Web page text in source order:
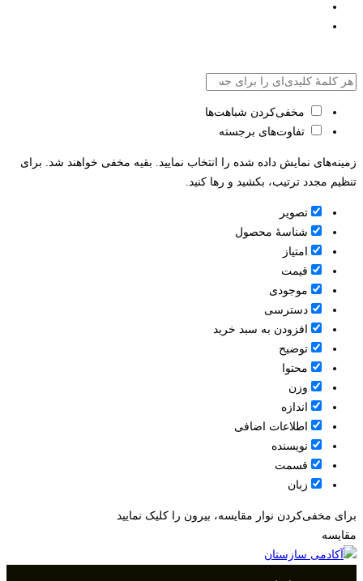
مخفی‌کردن شباهت‌ها
تفاوت‌های برجسته
زمینه‌های نمایش داده شده را انتخاب نمایید. بقیه مخفی خواهند شد. برای
تنظیم مجدد ترتیب، بکشید و رها کنید.
تصویر
شناسۀ محصول
امتیاز
قيمت
موجودی
دسترسی
افزودن به سبد خرید
توضیح
محتوا
وزن
اندازه
اطلاعات اضافی
نویسنده
قسمت
زبان
برای مخفی‌کردن نوار مقایسه، بیرون را کلیک نمایید
مقایسه